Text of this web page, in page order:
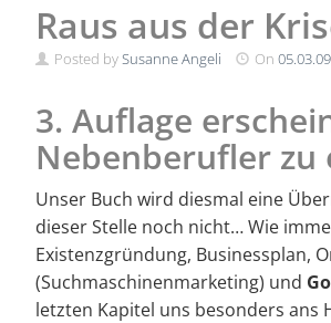
Raus aus der
Posted bySusanne Angeli On 05.03.09
3. Auflage
Nebenberufler zu
Unser Buch wird diesmal eine
dieser Stelle noch nicht… Wie
Existenzgründung, Businessplan,
(Suchmaschinenmarketing) und
letzten Kapitel uns besonders ans